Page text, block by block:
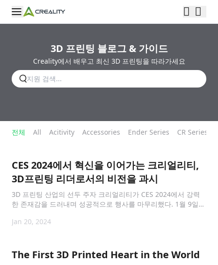
3D 프린팅 블로그 & 가이드
Creality에서 배우고 최신 3D 프린팅을 따라가세요
전체 All Acitivity Accessories Ender Series CR Series
CES 2024에서 혁신을 이어가는 크리얼리티,
3D프린팅 리더로서의 비전을 과시
3D 프린팅 산업의 선두 주자 크리얼리티가 CES 2024에서 강력
한 존재감을 드러내며 성공적으로 행사를 마무리했다. 1월 9일부
혁신 기술을 선보이며 업계 리더로서의 입지를 굳건히 하겠다는
Jan 20, 2024
The First 3D Printed Heart in the World